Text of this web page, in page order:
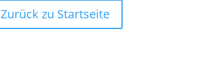
Zurück zu Startseite